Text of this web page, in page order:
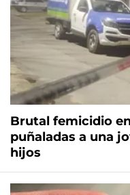
Brutal femicidio
puñaladas a una
hijos